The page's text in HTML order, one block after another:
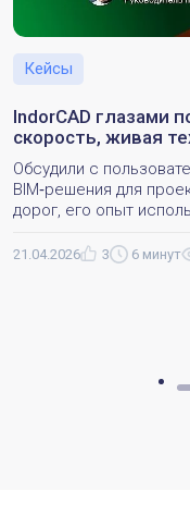
Кейсы
IndorCAD глазами
скорость, живая
Обсудили с
BIM‑решения для
дорог, его опыт
21.04.2026 3 6 минут